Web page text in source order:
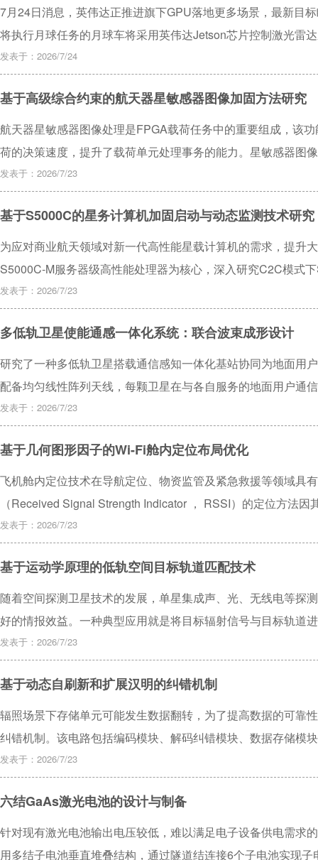
7月24日消息，英伟达正推进旗下GPU落地更多场景，最新目
将执行月球任务的月球车将采用英伟达Jetson芯片控制激光雷
陆月球表面的GPU。英伟达已和首家成功实现机器人月球软着
Jetson平台将部署在环月卫星上本地处理月球图像，辅助绘制
多数航天GPU仅部署在受地球磁场保护的近地轨道，月球的强
求，相关方正验证芯片在该环境下的稳定运行能力，后续将支
发表于：2026/7/24
基于高级综合约束的航天器星敏感器图像加固方法研究
航天器星敏感器图像处理是FPGA载荷任务中的重要组成，该
荷的决策速度，提升了载荷单元处理事务的能力。星敏感器图
对FPGA星上图像处理的效率和实时性发挥着至关重要的作用
较多的存储资源和FPGA硬件资源，而传统的三模冗余（TMR
重点，资源消耗高，性能削弱大难以满足当前的任务需求。提
FPGA加固技术，高级综合（HLS）约束可对FPGA进行功能
局部加固设计，有效降低了逻辑复杂的FPGA加固的时间成本
发表于：2026/7/23
基于S5000C的星务计算机加固启动与动态监测技术研究
为应对商业航天领域对新一代高性能星载计算机的需求，提升
S5000C-M服务器级高性能处理器为核心，深入研究C2C模式
基于RAS的动态监测技术，研制基于双CPU模式的高性能信息
新、高性能计算及安全特性方面的优势，详细设计了S5000C
构建高可靠启动链、安全存储分区、固件完整性校验等关键技
处理器内存错误、总线传输异常、故障隔离等关键指标的监测
应用具有重要指导意义。
发表于：2026/7/23
多低轨卫星使能通感一体化系统：联合波束成形设计
研究了一种多低轨卫星搭载通信感知一体化基站协同为地面用
配备均匀线性阵列天线，每颗卫星在与各自服务的地面用户通
感知。在这种场景下，论文的目标是通过联合设计多低轨卫星
概率，同时确保地面用户处的信干噪比约束以及卫星最大发射
具有高度的非凸性。为此，提出了一种基于半正定松弛的优化
式验证了所提方案相较于其他方案的性能优势，这表明了所提
感知性能间的权衡。
发表于：2026/7/23
基于几何图形因子的Wi-Fi舱内定位布局优化
飞机舱内定位技术在导航定位、物资监管及紧急救援等领域具
（Received Signal Strength Indicator ， RSSI）的定位方法
的重要方向。其中，基于RSSI与距离衰减模型的定位方法操
间。针对该方法展开研究，提出一种面向几何图形因子的接入
分析测距误差与几何精度因子的传播关系，建立定位误差的优
Rosen梯度投影法在矩形舱内空间中求得不同AP数量下的最
低几何图形因子的影响，进而提高定位精度，为舱内定位系统
发表于：2026/7/23
基于运动学原理的低轨空间目标轨道匹配技术
随着空间探测卫星技术的发展，单星集成声、光、无线电等探
好的情报效益。一种典型应用就是将目标辐射信号与目标轨道
低轨空间目标轨道匹配技术，即利用搭载的光学成像设备确定
无线电设备截获的单通道信号采集数据，完成目标辐射信号与
定程度上解决了图像目标情报和信号目标情报的关联问题。
发表于：2026/7/23
基于动态自刷新和扩展汉明的纠错机制
辐照场景下存储单元可能发生数据翻转，为了提高数据的可靠
纠错机制。该电路包括编码模块、解码纠错模块、数据存储模
以及较低的动态功耗。采用Verilog硬件描述语言实现并搭建了
有效纠正单比特错误、检测上报双比特错误，提高了存储单元
量应用，通过了辐照翻转实验，验证了该机制的有效性。
发表于：2026/7/23
六结GaAs激光电池的设计与制备
针对现有激光电池输出电压较低，难以满足电子设备供电需求
用多结子电池垂直堆叠结构，通过隧道结连接6个子电池实现